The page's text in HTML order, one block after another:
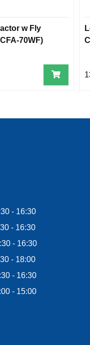
w Fly
70WF)
- 16:30
- 16:30
- 16:30
- 18:00
- 16:30
- 15:00